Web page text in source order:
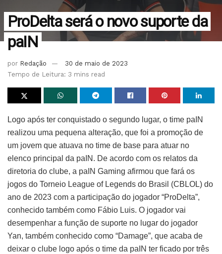
ProDelta será o novo suporte da
paIN
por Redação
30 de maio de 2023
Tempo de Leitura: 3 mins read
Logo após ter conquistado o segundo lugar, o time paIN
realizou uma pequena alteração, que foi a promoção de
um jovem que atuava no time de base para atuar no
elenco principal da paIN. De acordo com os relatos da
diretoria do clube, a paIN Gaming afirmou que fará os
jogos do Torneio League of Legends do Brasil (CBLOL) do
ano de 2023 com a participação do jogador “ProDelta”,
conhecido também como Fábio Luis. O jogador vai
desempenhar a função de suporte no lugar do jogador
Yan, também conhecido como “Damage”, que acaba de
deixar o clube logo após o time da paIN ter ficado por três